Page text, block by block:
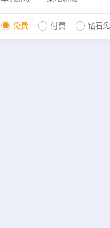
免费 付费 钻石